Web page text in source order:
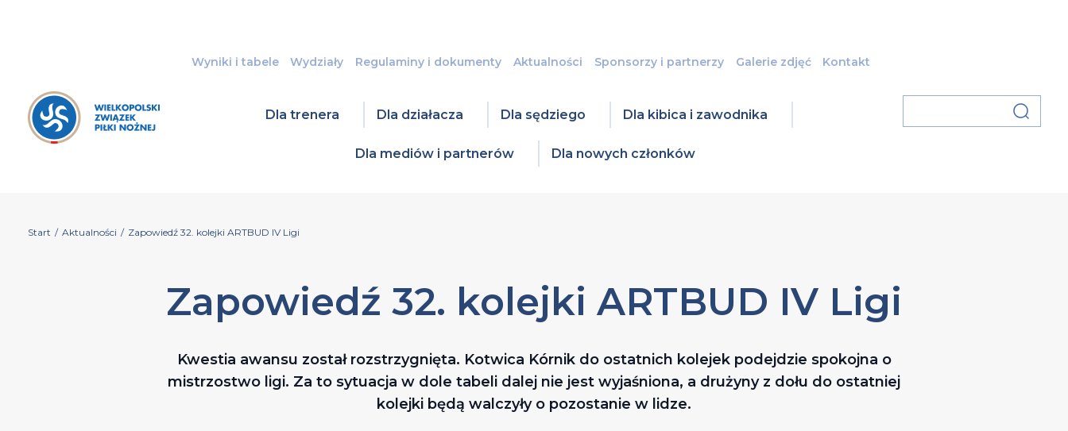
Wyniki i tabele Wydziały Regulaminy i dokumenty Aktualności Sponsorzy i partnerzy Galerie zdjęć Kontakt
Dla trenera Dla działacza Dla sędziego Dla kibica i zawodnika
Dla mediów i partnerów Dla nowych członków
Start / Aktualności / Zapowiedź 32. kolejki ARTBUD IV Ligi
Zapowiedź 32. kolejki ARTBUD IV Ligi
Kwestia awansu został rozstrzygnięta. Kotwica Kórnik do ostatnich kolejek podejdzie spokojna o
mistrzostwo ligi. Za to sytuacja w dole tabeli dalej nie jest wyjaśniona, a drużyny z dołu do ostatniej
kolejki będą walczyły o pozostanie w lidze.